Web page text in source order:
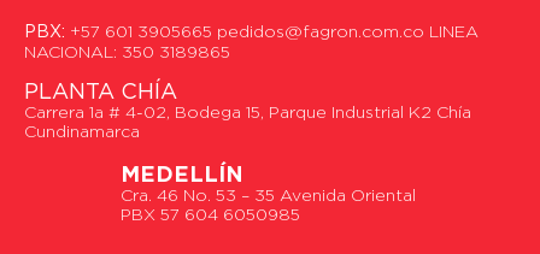
PBX: +57 601 3905665 pedidos@fagron.com.co LINEA
NACIONAL: 350 3189865
PLANTA CHÍA
Carrera 1a # 4-02, Bodega 15, Parque Industrial K2 Chía
Cundinamarca
MEDELLÍN
Cra. 46 No. 53 – 35 Avenida Oriental
PBX 57 604 6050985